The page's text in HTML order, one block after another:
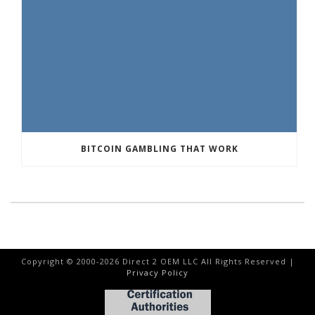
BITCOIN GAMBLING THAT WORK
Copyright © 2000-2026 Direct 2 OEM LLC All Rights Reserved |
Privacy Policy